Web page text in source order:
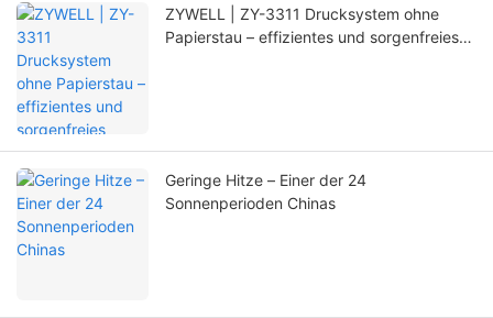
ZYWELL | ZY-3311 Drucksystem ohne
Papierstau – effizientes und sorgenfreies
Geringe Hitze – Einer der 24
Sonnenperioden Chinas